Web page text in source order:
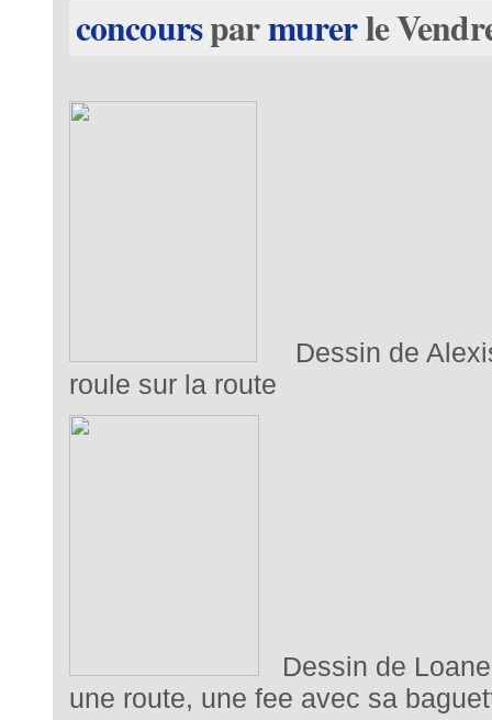
concoursparmurerle
Dessin de
roule sur la route
Dessin de
une route, une fee avec sa